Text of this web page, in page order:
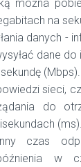
można
na
danych -
dane
(Mbps).
sieci,
do
(ms).
czas
w